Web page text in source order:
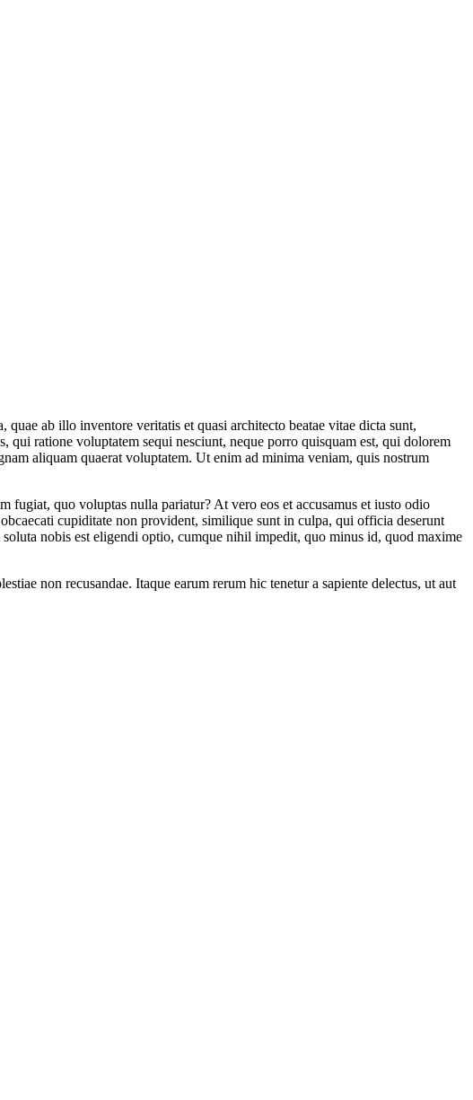
ab illo inventore veritatis et quasi architecto beatae vitae dicta sunt,
ratione voluptatem sequi nesciunt, neque porro quisquam est, qui dolorem
aliquam quaerat voluptatem. Ut enim ad minima veniam, quis nostrum
fugiat, quo voluptas nulla pariatur? At vero eos et accusamus et iusto odio
cupiditate non provident, similique sunt in culpa, qui officia deserunt
nobis est eligendi optio, cumque nihil impedit, quo minus id, quod maxime
non recusandae. Itaque earum rerum hic tenetur a sapiente delectus, ut aut